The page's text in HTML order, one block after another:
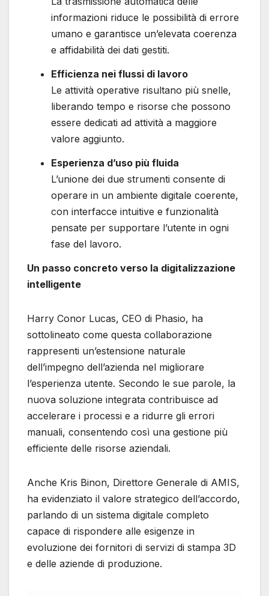
informazioni riduce le possibilità di errore
umano e garantisce un’elevata coerenza
e affidabilità dei dati gestiti.
Efficienza nei flussi di lavoro
Le attività operative risultano più snelle,
liberando tempo e risorse che possono
essere dedicati ad attività a maggiore
valore aggiunto.
Esperienza d’uso più fluida
L’unione dei due strumenti consente di
operare in un ambiente digitale coerente,
con interfacce intuitive e funzionalità
pensate per supportare l’utente in ogni
fase del lavoro.
Un passo concreto verso la digitalizzazione
intelligente
Harry Conor Lucas, CEO di Phasio, ha
sottolineato come questa collaborazione
rappresenti un’estensione naturale
dell’impegno dell’azienda nel migliorare
l’esperienza utente. Secondo le sue parole, la
nuova soluzione integrata contribuisce ad
accelerare i processi e a ridurre gli errori
manuali, consentendo così una gestione più
efficiente delle risorse aziendali.
Anche Kris Binon, Direttore Generale di AMIS,
ha evidenziato il valore strategico dell’accordo,
parlando di un sistema digitale completo
capace di rispondere alle esigenze in
evoluzione dei fornitori di servizi di stampa 3D
e delle aziende di produzione.